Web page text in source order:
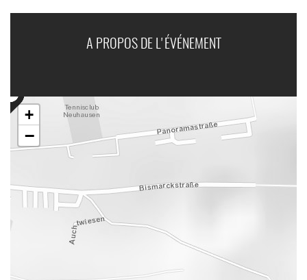
A PROPOS DE L'ÉVÉNEMENT
+
−